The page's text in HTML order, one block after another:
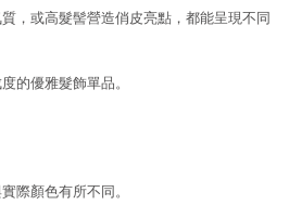
，或高髮髻營造俏皮亮點，都能呈現不同
的優雅髮飾單品。
際顏色有所不同。